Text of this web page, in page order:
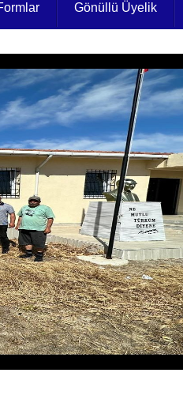
Gönüllü Üyelik